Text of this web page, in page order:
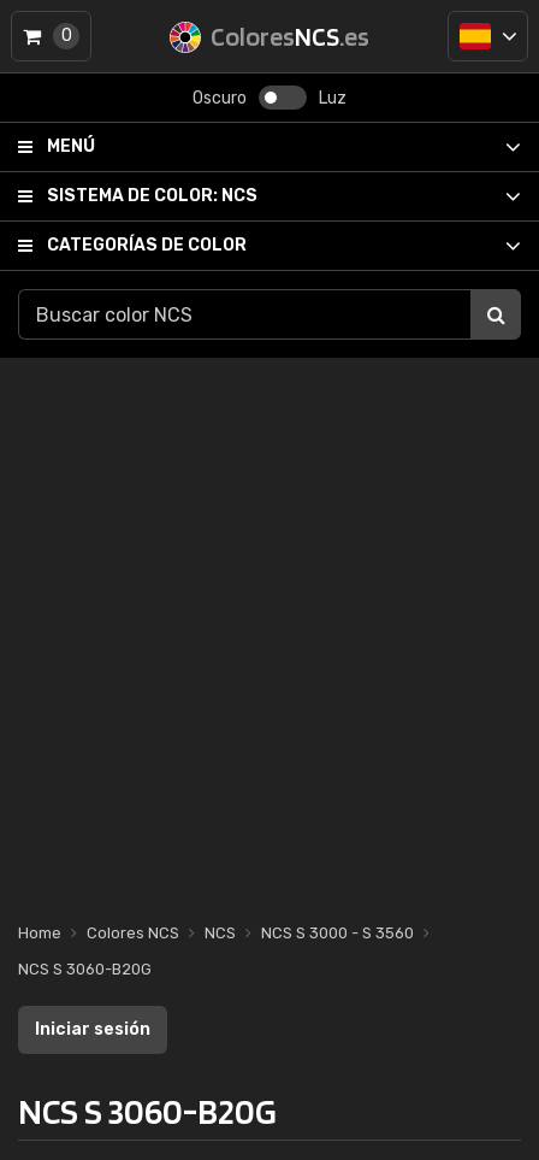
ColoresNCS.es
Oscuro Luz
MENÚ
SISTEMA DE COLOR: NCS
CATEGORÍAS DE COLOR
0
Home Colores NCS NCS
NCS S 3000 - S 3560
NCS S 3060-B20G
Iniciar sesión
NCS S 3060-B20G